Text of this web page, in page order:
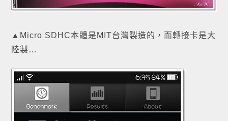
▲Micro SDHC本體是MIT台灣製造的，而轉接卡是大
陸製…